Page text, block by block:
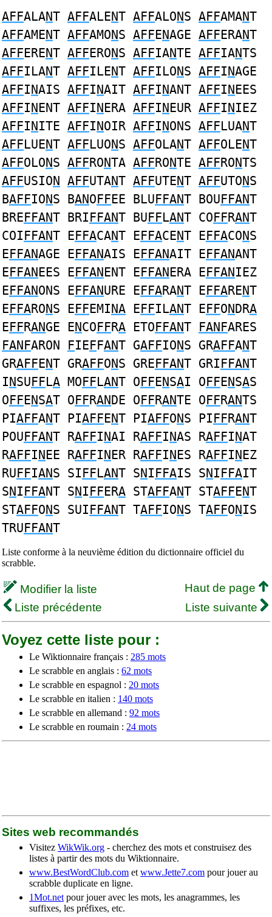
AFFALANT AFFALENT AFFALONS AFFAMANT
AFFAMENT AFFAMONS AFFENAGE AFFERANT
AFFERENT AFFERONS AFFIANTE AFFIANTS
AFFILANT AFFILENT AFFILONS AFFINAGE
AFFINAIS AFFINAIT AFFINANT AFFINEES
AFFINENT AFFINERA AFFINEUR AFFINIEZ
AFFINITE AFFINOIR AFFINONS AFFLUANT
AFFLUENT AFFLUONS AFFOLANT AFFOLENT
AFFOLONS AFFRONTA AFFRONTE AFFRONTS
AFFUSION AFFUTANT AFFUTENT AFFUTONS
BAFFIONS BANOFFEE BLUFFANT BOUFFANT
BREFFANT BRIFFANT BUFFLANT COFFRANT
COIFFANT EFFACANT EFFACENT EFFACONS
EFFANAGE EFFANAIS EFFANAIT EFFANANT
EFFANEES EFFANENT EFFANERA EFFANIEZ
EFFANONS EFFANURE EFFARANT EFFARENT
EFFARONS EFFEMINA EFFILANT EFFONDRA
EFFRANGE ENCOFFRA ETOFFANT FANFARES
FANFARON FIEFFANT GAFFIONS GRAFFANT
GRAFFENT GRAFFONS GREFFANT GRIFFANT
INSUFFLA MOFFLANT OFFENSAI OFFENSAS
OFFENSAT OFFRANDE OFFRANTE OFFRANTS
PIAFFANT PIAFFENT PIAFFONS PIFFRANT
POUFFANT RAFFINAI RAFFINAS RAFFINAT
RAFFINEE RAFFINER RAFFINES RAFFINEZ
RUFFIANS SIFFLANT SNIFFAIS SNIFFAIT
SNIFFANT SNIFFERA STAFFANT STAFFENT
STAFFONS SUIFFANT TAFFIONS TAFFONIS
TRUFFANT
Liste conforme à la neuvième édition du dictionnaire officiel du
scrabble.
Modifier la liste
Haut de page
Liste précédente
Liste suivante
Voyez cette liste pour :
Le Wiktionnaire français : 285 mots
Le scrabble en anglais : 62 mots
Le scrabble en espagnol : 20 mots
Le scrabble en italien : 140 mots
Le scrabble en allemand : 92 mots
Le scrabble en roumain : 24 mots
Sites web recommandés
Visitez WikWik.org - cherchez des mots et construisez des
listes à partir des mots du Wiktionnaire.
www.BestWordClub.com et www.Jette7.com pour jouer au
scrabble duplicate en ligne.
1Mot.net pour jouer avec les mots, les anagrammes, les
suffixes, les préfixes, etc.